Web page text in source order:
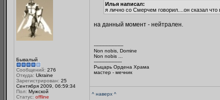
Бывалый
Сообщений: 276
Откуда: Ukraine
Зарегистрирован: 25
Сентября 2009, 06:59:34
Пол: Мужской
Статус: offline
Илья написал:
я лично со Смерчем говорил....он сказал что
на данный момент - нейтрален.
--------------------
Non nobis, Domine
Non nobis ...
-------------------
Рыцарь Ордена Храма
мастер - мечник
^ наверх ^